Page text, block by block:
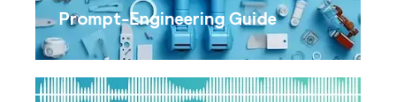
Prompt-Engineering Guide